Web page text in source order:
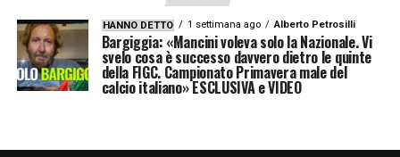
di una nuova, promettente era.
LA PLAYLIST DELLE NOSTRE TOP NEWS
HANNO DETTO 1 settimana ago Alberto Petrosilli
Bargiggia: «Mancini voleva solo la Nazionale. Vi
svelo cosa è successo davvero dietro le quinte
della FIGC. Campionato Primavera male del
calcio italiano» ESCLUSIVA e VIDEO